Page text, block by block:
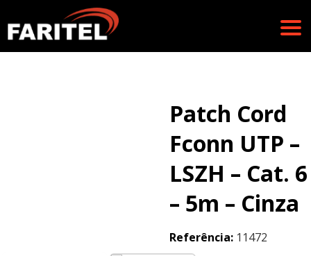
Patch Cord
Fconn UTP –
LSZH – Cat. 6
– 5m – Cinza
Referência: 11472